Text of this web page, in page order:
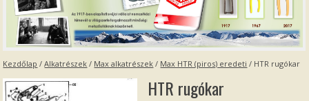
Kezdőlap /Alkatrészek / Max alkatrészek / Max HTR (piros) eredeti / HTR rugókar
HTR rugókar